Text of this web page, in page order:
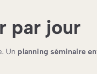
par jour
Un planning séminaire